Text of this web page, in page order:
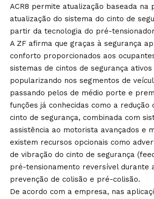
ACR8 permite atualização baseada na
atualização do sistema do cinto de
partir da tecnologia do pré-tensionador
A ZF afirma que graças à segurança
conforto proporcionados aos
sistemas de cintos de segurança
popularizando nos segmentos de
passando pelos de médio porte e
funções já conhecidas como a redução
cinto de segurança, combinada com
assistência ao motorista avançados e
existem recursos opcionais como
de vibração do cinto de segurança
pré-tensionamento reversível durante
prevenção de colisão e pré-colisão.
De acordo com a empresa, nas